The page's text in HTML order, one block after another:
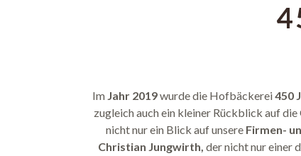
Im Jahr 2019wurde die Hofbäckerei450
zugleich auch ein kleiner Rückblick auf
nicht nur ein Blick auf unsereFirmen-
Christian Jungwirth, der nicht nur einer